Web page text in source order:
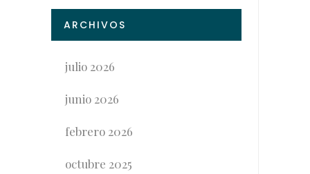
ARCHIVOS
julio 2026
junio 2026
febrero 2026
octubre 2025